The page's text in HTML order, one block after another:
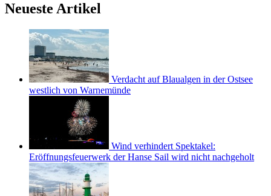
Neueste Artikel
Verdacht auf Blaualgen in der Ostsee
westlich von Warnemünde
Wind verhindert Spektakel:
Eröffnungsfeuerwerk der Hanse Sail wird nicht nachgeholt